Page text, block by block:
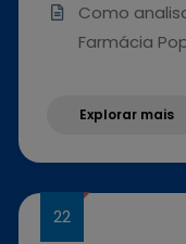
Como
Farmácia
Explorar mais